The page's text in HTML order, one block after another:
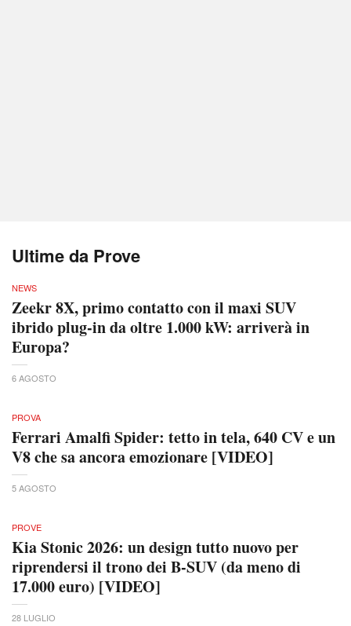
Ultime da Prove
NEWS
Zeekr 8X, primo contatto con il maxi SUV
ibrido plug-in da oltre 1.000 kW: arriverà in
Europa?
6 AGOSTO
PROVA
Ferrari Amalfi Spider: tetto in tela, 640 CV e un
V8 che sa ancora emozionare [VIDEO]
5 AGOSTO
PROVE
Kia Stonic 2026: un design tutto nuovo per
riprendersi il trono dei B-SUV (da meno di
17.000 euro) [VIDEO]
28 LUGLIO